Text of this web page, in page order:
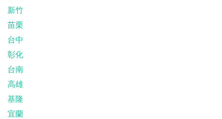
新竹
苗栗
台中
彰化
台南
高雄
基隆
宜蘭